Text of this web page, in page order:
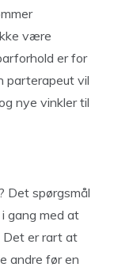
være
er for
parterapeut vil
nye vinkler til
Det spørgsmål
gang med at
Det er rart at
andre før en